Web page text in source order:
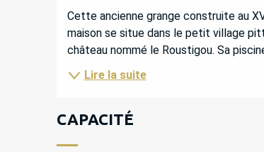
DESCRIPTION
Cette ancienne grange construite au
maison se situe dans le petit village
château nommé le Roustigou. Sa
Lire la suite
CAPACITÉ